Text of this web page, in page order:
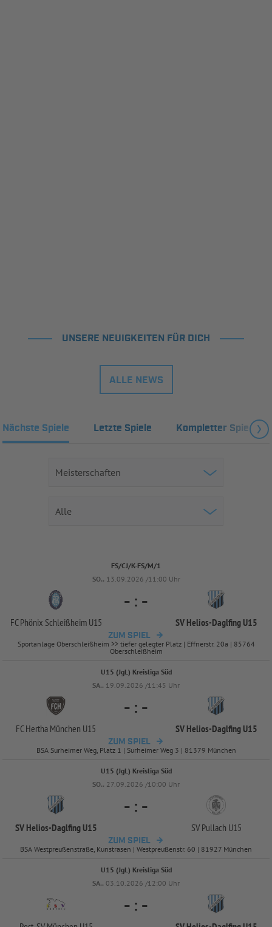
UNSERE NEUIGKEITEN FÜR DICH
ALLE NEWS
Nächste Spiele Letzte Spiele Kompletter Spielplan
FS/CJ/K-FS/M/1
SO.. 13.09.2026 /11:00 Uhr
FC Phönix Schleißheim U15
- : -
SV Helios-Daglfing U15
ZUM SPIEL
Sportanlage Oberschleißheim >> tiefer gelegter Platz | Effnerstr. 20a | 85764
Oberschleißheim
U15 (JgL) Kreisliga Süd
SA.. 19.09.2026 /11:45 Uhr
FC Hertha München U15
- : -
SV Helios-Daglfing U15
ZUM SPIEL
BSA Surheimer Weg, Platz 1 | Surheimer Weg 3 | 81379 München
U15 (JgL) Kreisliga Süd
SO.. 27.09.2026 /10:00 Uhr
SV Helios-Daglfing U15
- : -
SV Pullach U15
ZUM SPIEL
BSA Westpreußenstraße, Kunstrasen | Westpreußenstr. 60 | 81927 München
U15 (JgL) Kreisliga Süd
SA.. 03.10.2026 /12:00 Uhr
- : -